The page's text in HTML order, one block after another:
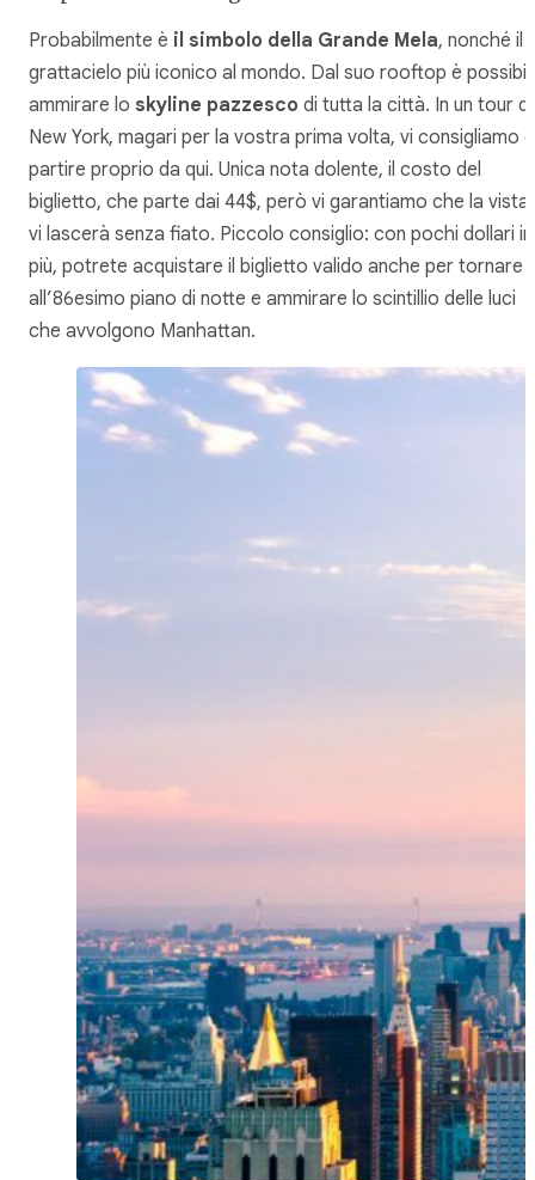
Probabilmente è il simbolo della Grande Mela, nonché il
grattacielo più iconico al mondo. Dal suo rooftop è
ammirare lo skyline pazzesco di tutta la città. In un tour di
New York, magari per la vostra prima volta, vi consigliamo
partire proprio da qui. Unica nota dolente, il costo del
biglietto, che parte dai 44$, però vi garantiamo che la vista
vi lascerà senza fiato. Piccolo consiglio: con pochi dollari in
più, potrete acquistare il biglietto valido anche per tornare
all’86esimo piano di notte e ammirare lo scintillio delle luci
che avvolgono Manhattan.